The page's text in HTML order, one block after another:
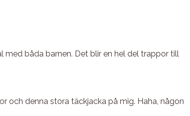
med båda barnen. Det blir en hel del trappor till
och denna stora täckjacka på mig. Haha, någon